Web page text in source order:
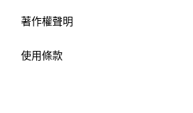
著作權聲明
使用條款